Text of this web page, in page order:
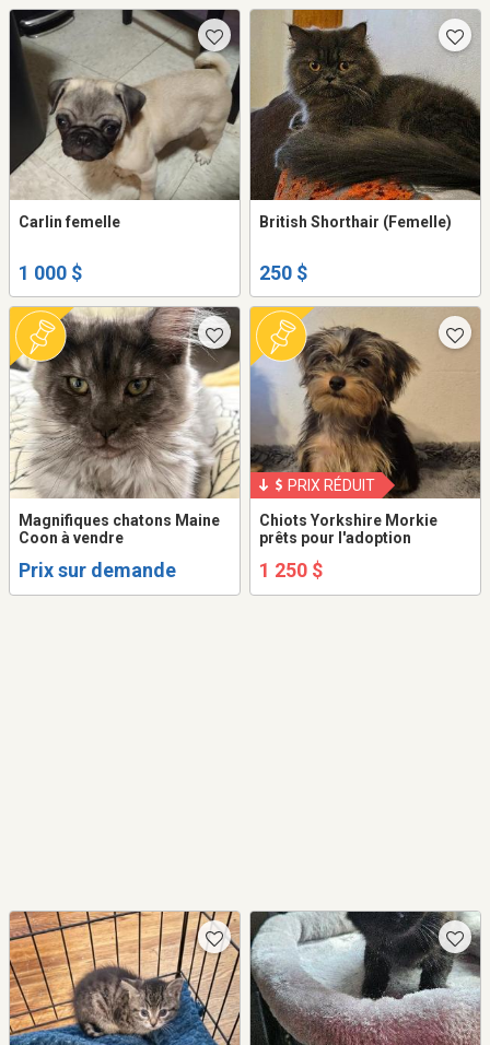
Carlin femelle
1 000 $
British Shorthair (Femelle)
250 $
Magnifiques chatons Maine
Coon à vendre
Prix sur demande
PRIX RÉDUIT
Chiots Yorkshire Morkie
prêts pour l'adoption
1 250 $